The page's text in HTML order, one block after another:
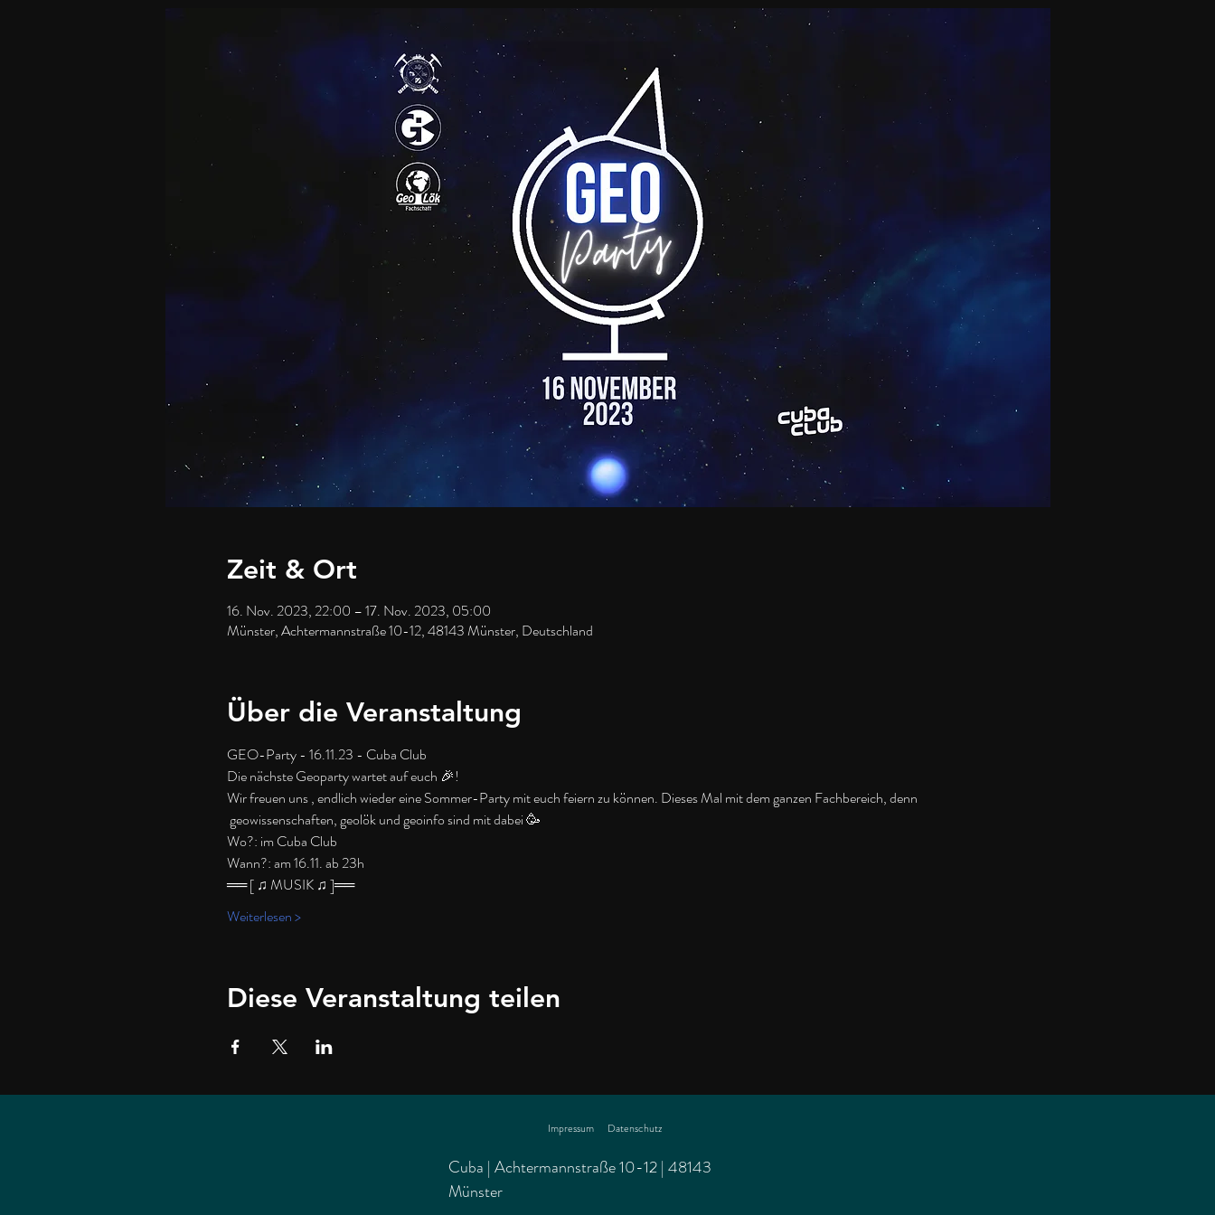
Zeit & Ort
16. Nov. 2023, 22:00 – 17. Nov. 2023, 05:00
Münster, Achtermannstraße 10-12, 48143 Münster, Deutschland
Über die Veranstaltung
GEO-Party - 16.11.23 - Cuba Club
Die nächste Geoparty wartet auf euch 🎉!
Wir freuen uns , endlich wieder eine Sommer-Party mit euch feiern zu können. Dieses Mal mit dem ganzen Fachbereich, denn
geowissenschaften, geolök und geoinfo sind mit dabei 🥳
Wo?: im Cuba Club
Wann?: am 16.11. ab 23h
══ [ ♫ MUSIK ♫ ]══
Weiterlesen >
Diese Veranstaltung teilen
Impressum Datenschutz
Cuba | Achtermannstraße 10-12 | 48143
Münster